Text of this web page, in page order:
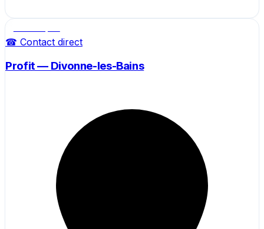
☎ Contact direct
Profit — Divonne-les-Bains